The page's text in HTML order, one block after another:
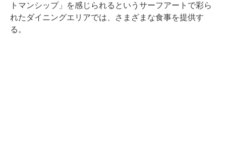
トマンシップ」を感じられるというサーフアートで彩ら
れたダイニングエリアでは、さまざまな食事を提供す
る。